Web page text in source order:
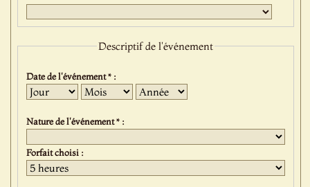
Descriptif de l'événement
Date de l'événement * :
Jour Mois Année
Nature de l'événement * :
Forfait choisi :